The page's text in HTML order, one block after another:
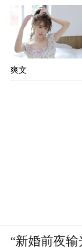
爽文
“新婚前夜输